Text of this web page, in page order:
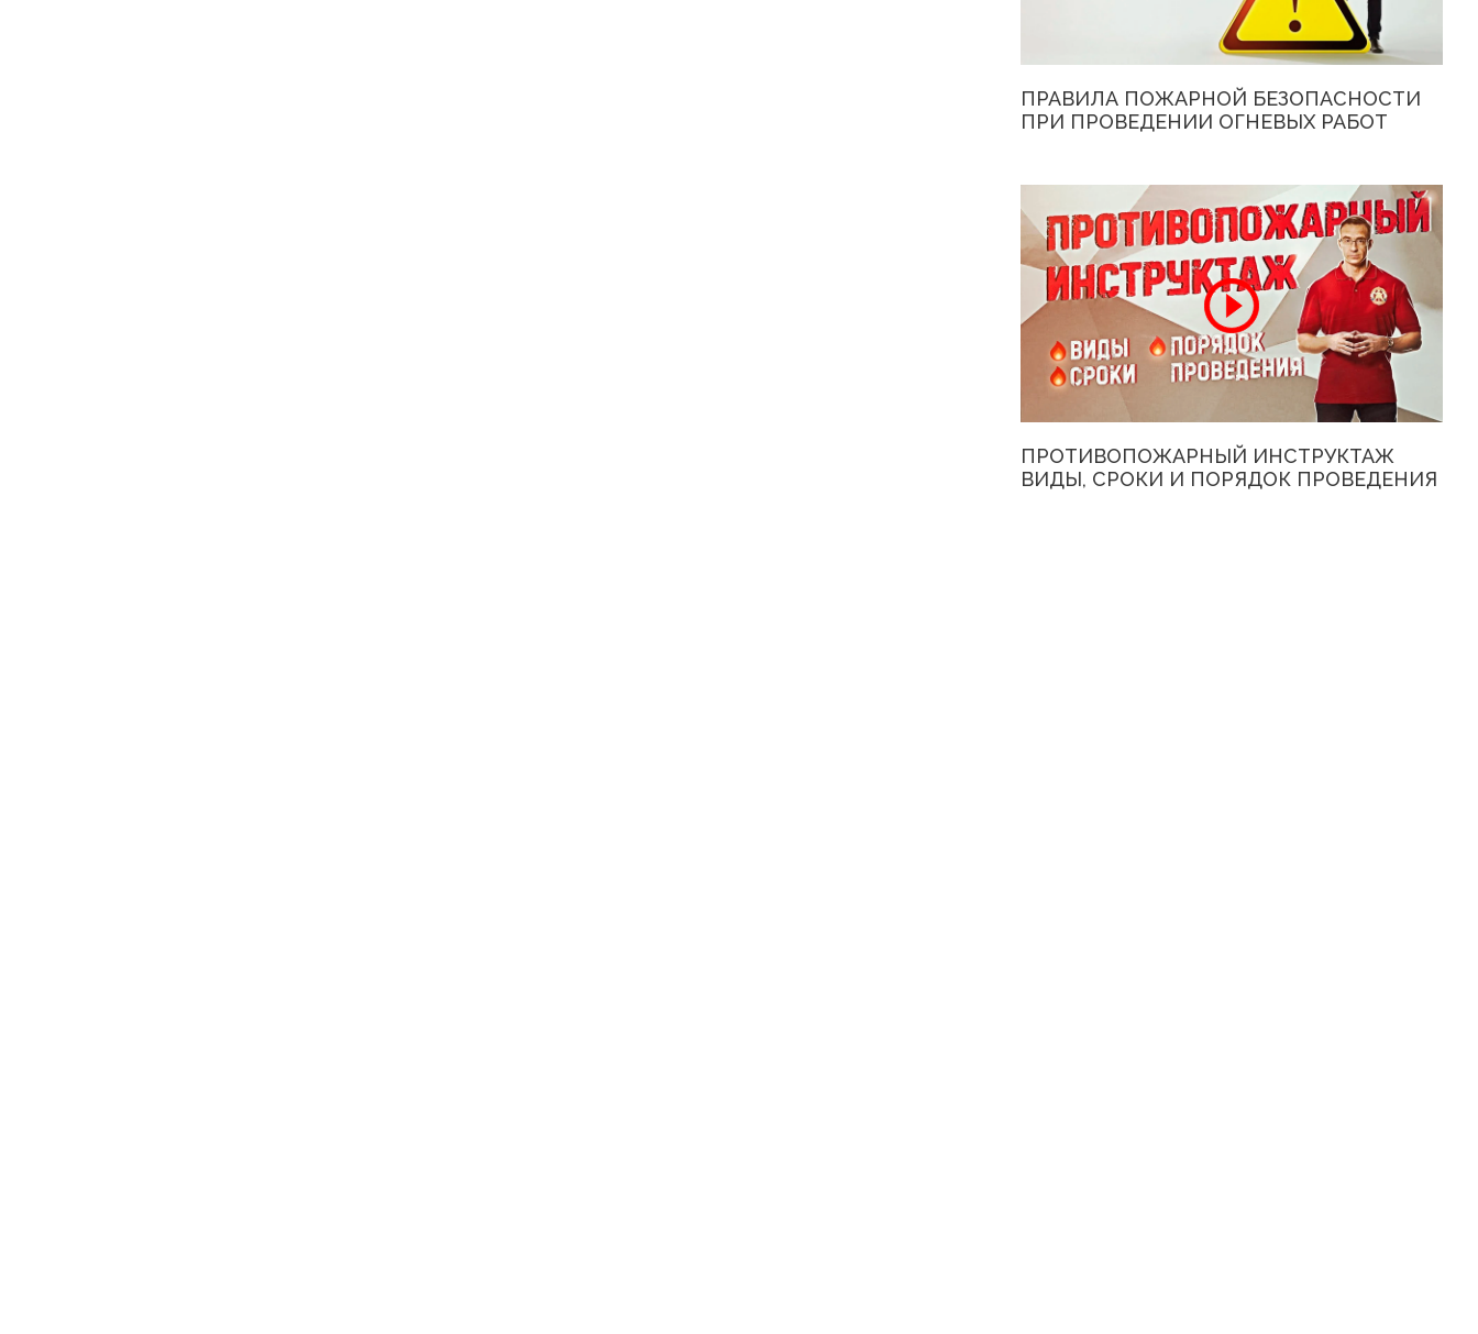
ПРАВИЛА ПОЖАРНОЙ БЕЗОПАСНОСТИ
ПРИ ПРОВЕДЕНИИ ОГНЕВЫХ РАБОТ
ПРОТИВОПОЖАРНЫЙ ИНСТРУКТАЖ
ВИДЫ, СРОКИ И ПОРЯДОК ПРОВЕДЕНИЯ